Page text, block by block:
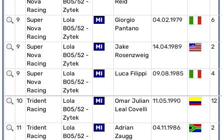
Nova
Racing
B05/52 -
Zytek
Reid
9
Super
Nova
Racing
Lola
B05/52 -
Zytek
MI
Giorgio
Pantano
04.02.1979 6
9
Super
Nova
Racing
Lola
B05/52 -
Zytek
MI
Jake
Rosenzweig
14.04.1989 2
9
Super
Nova
Racing
Lola
B05/52 -
Zytek
MI Luca Filippi 09.08.1985 4
10
Trident
Racing
Lola
B05/52 -
Zytek
MI
Omar Julian
Leal Covelli
11.05.1990 12
11
Trident
Racing
Lola
B05/52 -
MI
Adrian
Zaugg
04.11.1986 2